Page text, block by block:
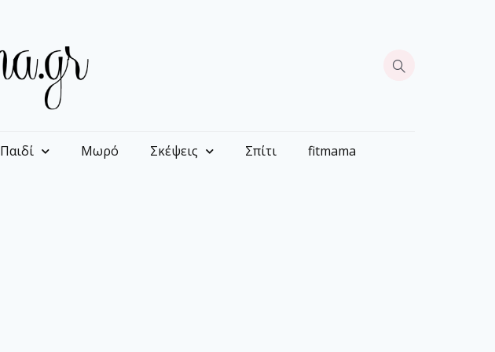
Παιδί Μωρό Σκέψεις Σπίτι fitmama